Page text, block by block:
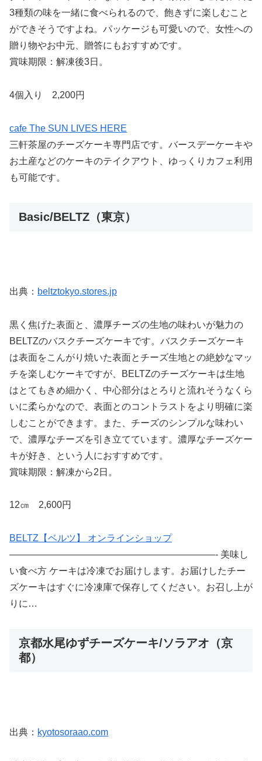
3種類の味を一緒に食べられるので、飽きずに楽しむこと
ができそうですよね。パッケージも可愛いので、女性への
贈り物やお中元、贈答にもおすすめです。
賞味期限：解凍後3日。
4個入り 2,200円
cafe The SUN LIVES HERE
三軒茶屋のチーズケーキ専門店です。バースデーケーキや
お土産などのケーキのテイクアウト、ゆっくりカフェ利用
も可能です。
Basic/BELTZ（東京）
出典： beltztokyo.stores.jp
黒く焦げた表面と、濃厚チーズの生地の味わいが魅力の
BELTZのバスクチーズケーキです。バスクチーズケーキ
は表面をこんがり焼いた表面とチーズ生地との絶妙なマッ
チを楽しむケーキですが、BELTZのチーズケーキは生地
はとてもきめ細かく、中心部分はとろりと流れそうなくら
いに柔らかなので、表面とのコントラストをより明確に楽
しむことができます。また、チーズのシンプルな味わい
で、濃厚なチーズを引き立てています。濃厚なチーズケー
キが好き、という人におすすめです。
賞味期限：解凍から2日。
12㎝ 2,600円
BELTZ【ベルツ】 オンラインショップ
——————————————————————- 美味し
い食べ方 ケーキは冷凍でお届けします。お届けしたチー
ズケーキはすぐに冷凍庫で保存してください。お召し上が
りに…
京都水尾ゆずチーズケーキ/ソラアオ（京
都）
出典： kyotosoraao.com